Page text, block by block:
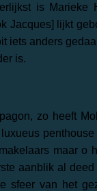
is
Jacques] lijkt
iets anders
is.
zo heeft
maar o
aanblik al
sfeer van het